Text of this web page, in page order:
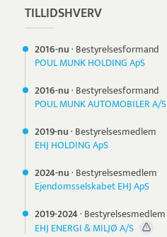
TILLIDSHVERV
2016-nu· Bestyrelsesformand
POUL MUNK HOLDING ApS
2016-nu· Bestyrelsesformand
POUL MUNK AUTOMOBILER A/S
2019-nu· Bestyrelsesmedlem
EHJ HOLDING ApS
2024-nu· Bestyrelsesmedlem
Ejendomsselskabet EHJ ApS
2019-2024· Bestyrelsesmedlem
EHJ ENERGI & MILJØ A/S